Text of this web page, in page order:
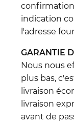
indication
l'adresse
GARANTIE
Nous nous
plus bas,
livraison
livraison
avant de